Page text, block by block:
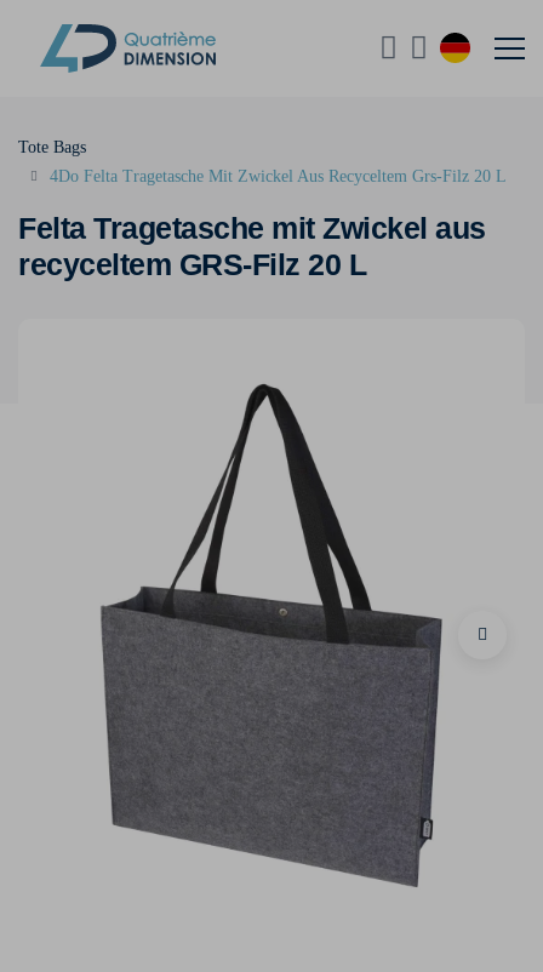
Felta Tragetasche mit Zwickel aus
recyceltem GRS-Filz 20 L
Tote Bags
4Do Felta Tragetasche Mit Zwickel Aus Recyceltem Grs-Filz 20 L